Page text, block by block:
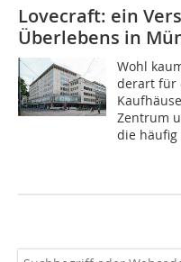
Lovecraft: ein
Überlebens in
Wohl
derart für
Zentrum
die häufig